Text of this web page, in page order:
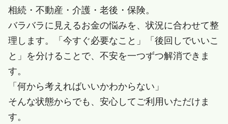
相続・不動産・介護・老後・保険。
バラバラに見えるお金の悩みを、状況に合わせて整
理します。「今すぐ必要なこと」「後回しでいいこ
と」を分けることで、不安を一つずつ解消できま
す。
「何から考えればいいかわからない」
そんな状態からでも、安心してご利用いただけま
す。